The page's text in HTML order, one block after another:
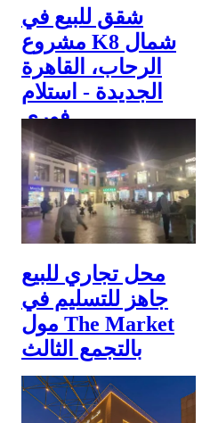
شقق للبيع في
مشروع K8 شمال
الرحاب، القاهرة
الجديدة - استلام
فوري
5,000,000 ج.م
2 July 2026
محل تجاري للبيع
جاهز للتسليم في
مول The Market
بالتجمع الثالث
8,500,000 ج.م
16 April 2026